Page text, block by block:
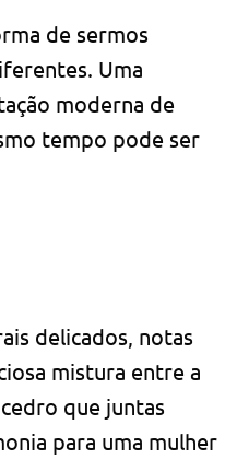
de sermos
Uma
moderna de
tempo pode ser
delicados, notas
mistura entre a
que juntas
para uma mulher